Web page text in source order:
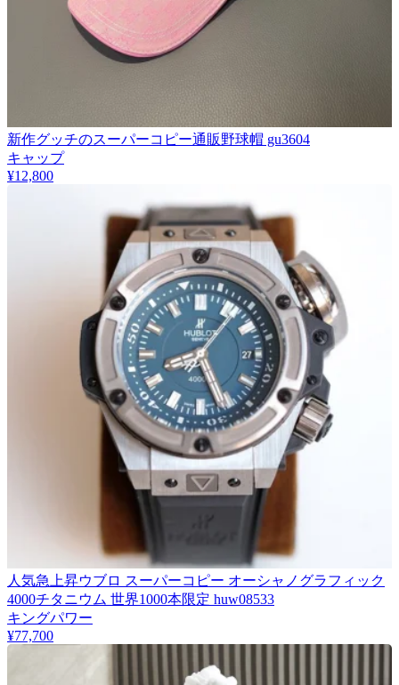
新作グッチのスーパーコピー通販野球帽 gu3604
キャップ
¥12,800
人気急上昇ウブロ スーパーコピー オーシャノグラフィック
4000チタニウム 世界1000本限定 huw08533
キングパワー
¥77,700